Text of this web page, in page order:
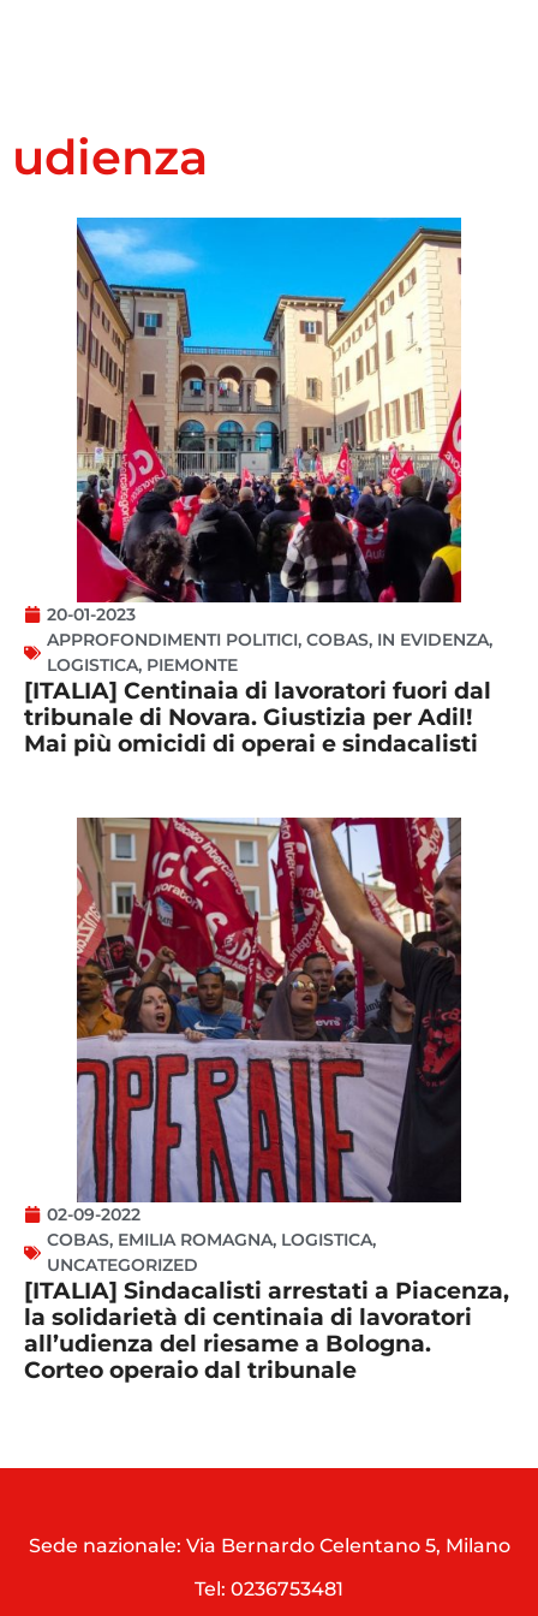
udienza
20-01-2023
APPROFONDIMENTI POLITICI, COBAS, IN EVIDENZA,
LOGISTICA, PIEMONTE
[ITALIA] Centinaia di lavoratori fuori dal
tribunale di Novara. Giustizia per Adil!
Mai più omicidi di operai e sindacalisti
02-09-2022
COBAS, EMILIA ROMAGNA, LOGISTICA,
UNCATEGORIZED
[ITALIA] Sindacalisti arrestati a Piacenza,
la solidarietà di centinaia di lavoratori
all’udienza del riesame a Bologna.
Corteo operaio dal tribunale
Sede nazionale: Via Bernardo Celentano 5, Milano
Tel: 0236753481